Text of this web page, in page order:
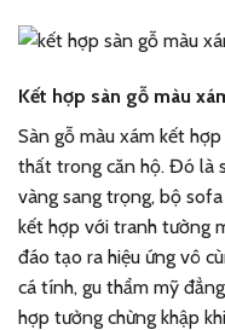
Kết hợp sàn gỗ màu
Sàn gỗ màu xám kết
thất trong căn hộ. Đó là
vàng sang trọng, bộ
kết hợp với tranh tường
đáo tạo ra hiệu ứng vô
cá tính, gu thẩm mỹ
hợp tưởng chừng khập